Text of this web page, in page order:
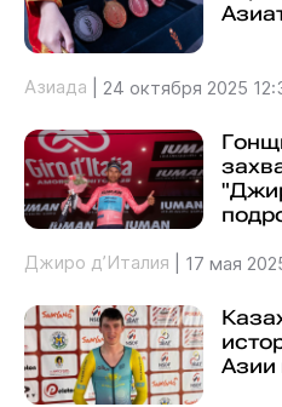
Азиада 24 октября 2025
Джиро д’Италия 17 мая
Азии